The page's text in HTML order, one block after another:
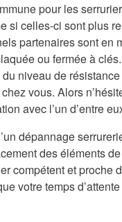
pour les
si celles-ci sont plus
partenaires sont en
ou fermée à
niveau de
vous. Alors
avec l’un d’entre
dépannage
des éléments
compétent et proche
votre temps